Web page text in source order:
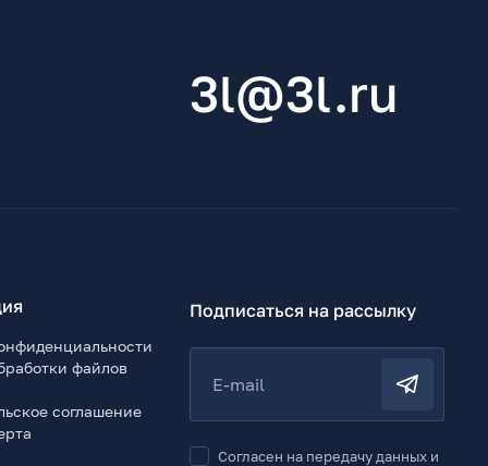
3l@3l.ru
файлов
соглашение
Подписаться на рассылку
E-mail
Согласен на передачу данных и